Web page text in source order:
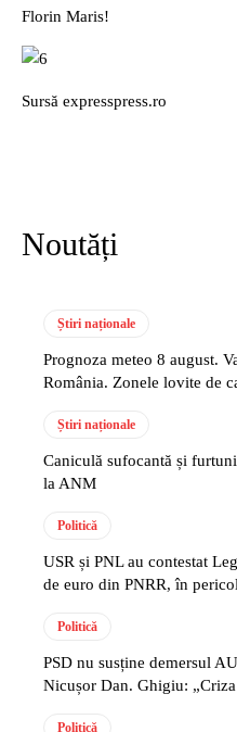
Florin Maris!
Sursă expresspress.ro
Noutăți
Știri naționale
Prognoza meteo 8 august.
România. Zonele lovite de
Știri naționale
Caniculă sufocantă și
la ANM
Politică
USR și PNL au contestat
de euro din PNRR, în pericol
Politică
PSD nu susține demersul
Nicușor Dan. Ghigiu:
Politică